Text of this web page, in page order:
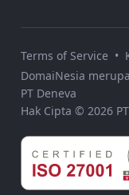
Terms of Service •
DomaiNesia
PT Deneva
Hak Cipta © 2026